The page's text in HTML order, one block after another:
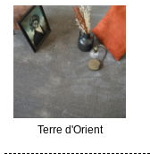
Terre d'Orient